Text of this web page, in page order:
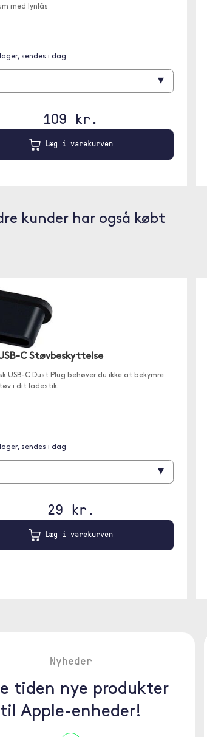
med lynlås
lager, sendes i dag
▾
109 kr.
Læg i varekurven
kunder har også købt
USB-C Støvbeskyttelse
USB-C Dust Plug behøver du ikke at bekymre
i dit ladestik.
lager, sendes i dag
▾
29 kr.
Læg i varekurven
Nyheder
tiden nye produkter
til Apple-enheder!